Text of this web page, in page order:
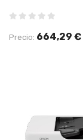
Precio: 664,29 €